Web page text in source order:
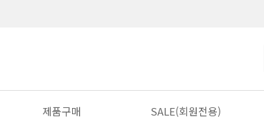
제품구매 SALE(회원전용)